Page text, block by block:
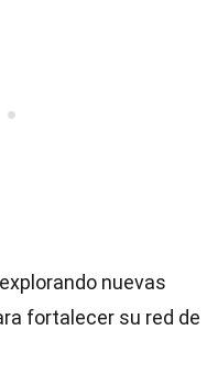
nuevas
fortalecer su red de